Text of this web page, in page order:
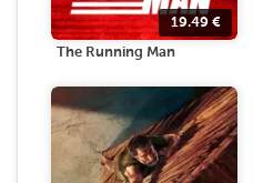
19.49 €
The Running Man